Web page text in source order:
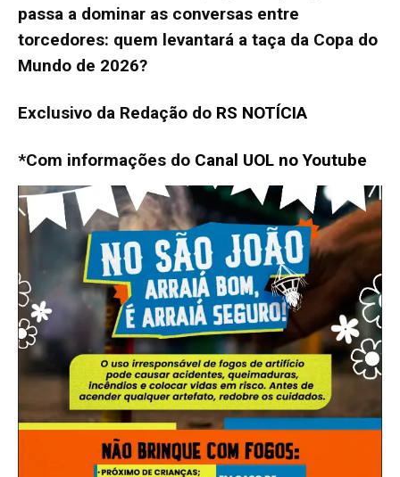
passa a dominar as conversas entre
torcedores: quem levantará a taça da Copa do
Mundo de 2026?
Exclusivo da Redação do RS NOTÍCIA
*Com informações do Canal UOL no Youtube